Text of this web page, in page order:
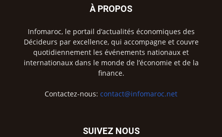
À PROPOS
Infomaroc, le portail d’actualités économiques des
Décideurs par excellence, qui accompagne et couvre
quotidiennement les événements nationaux et
internationaux dans le monde de l’économie et de la
finance.
Contactez-nous: contact@infomaroc.net
SUIVEZ NOUS